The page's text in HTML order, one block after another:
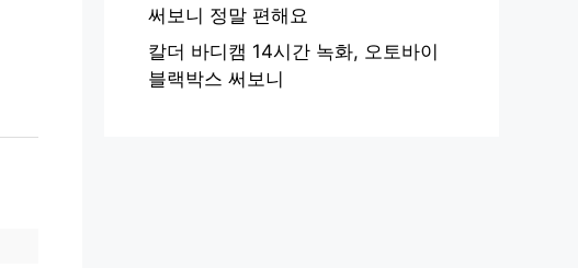
써보니 정말 편해요
칼더 바디캠 14시간 녹화, 오토바이
블랙박스 써보니